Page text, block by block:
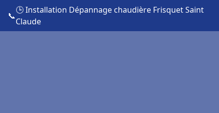
📞
🕒 Installation Dépannage chaudière Frisquet Saint
Claude